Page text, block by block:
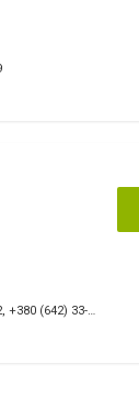
, +380 (642) 33-68-95